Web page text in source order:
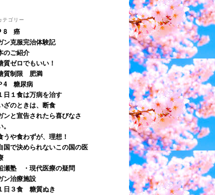
テゴリー
8 癌
ン克服完治体験記
のご紹介
質ゼロでもいい！
質制限 肥満
4 糖尿病
日１食は万病を治す
ざのときは、断食
ンと宣告されたら喜びなさ
。
うや食わずが、理想！
国で決められないこの国の医
瀬塾 ・現代医療の疑問
ン治療施設
日３食 糖質ぬき